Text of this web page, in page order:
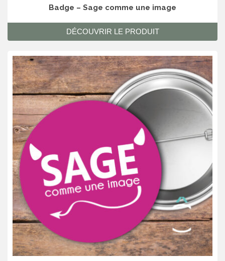
Badge – Sage comme une image
DÉCOUVRIR LE PRODUIT